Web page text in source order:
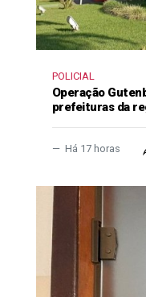
POLICIAL
Operação
prefeituras da
Há 17 horas